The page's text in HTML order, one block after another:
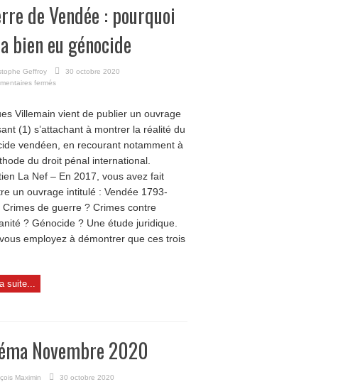
de Vendée : pourquoi
bien eu génocide
Geffroy
30 octobre 2020
fermés
Vendée
:
il
y
eu
génocide
Villemain vient de publier un ouvrage
(1) s’attachant à montrer la réalité du
vendéen, en recourant notamment à
du droit pénal international.
La Nef – En 2017, vous avez fait
un ouvrage intitulé : Vendée 1793-
Crimes de guerre ? Crimes contre
? Génocide ? Une étude juridique.
employez à démontrer que ces trois
suite...
Novembre 2020
Maximin
30 octobre 2020